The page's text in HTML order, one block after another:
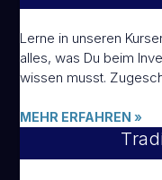
Lerne in unseren
alles, was Du beim
wissen musst.
MEHR ERFAHREN»